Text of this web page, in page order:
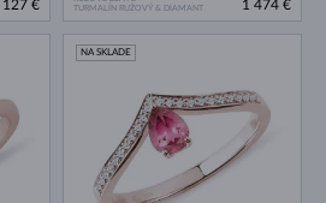
127 €
TURMALÍN RUŽOVÝ & DIAMANT
1 474 €
NA SKLADE